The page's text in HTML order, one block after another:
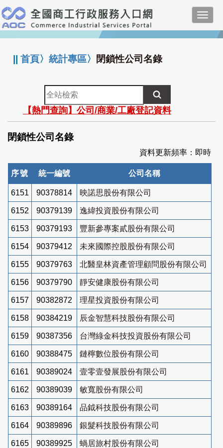
跳
到
主
要
:::
||首頁〉統計專區〉 閉鎖性公司名錄
全
站
檢
索
【熱門查詢】公司/商業/工廠登記資料
閉鎖性公司名錄
資料更新頻率：即時
序號 統一編號 公司名稱
6151 90378814 映諾思股份有限公司
6152 90379139 逸緯投資股份有限公司
6153 90379193 豐新參專案貳股份有限公司
6154 90379412 未來國際控股股份有限公司
6155 90379763 北醫皇林資產管理顧問股份有限公司
6156 90379790 靜安健康股份有限公司
6157 90382872 理星投資股份有限公司
6158 90384219 辰金智慧科技股份有限公司
6159 90387356 台灣綠金科技投資股份有限公司
6160 90388475 鏈檸數位股份有限公司
6161 90389024 壹零壹發展股份有限公司
6162 90389039 敏寬股份有限公司
6163 90389164 品鉞科技股份有限公司
6164 90389896 銀髮科技股份有限公司
6165 90389925 蝸居旅村股份有限公司